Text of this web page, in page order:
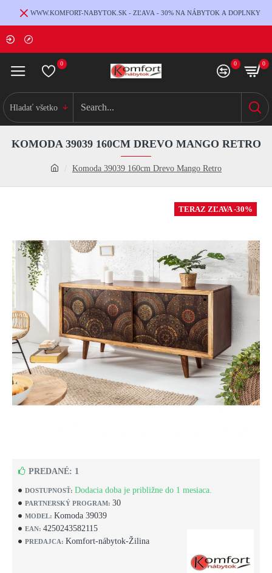
WWW.KOMFORT-NABYTOK.SK - ZĽAVA - 30% NA NÁBYTOK A DOPLNKY
0 0 0
Hladať všetko
Komoda 39039 160cm Drevo Mango Retro
KOMODA 39039 160CM DREVO MANGO RETRO
TERAZ ZĽAVA -30%
DOSTUPNOSŤ: Dodacia doba je približne do 1 mesiaca.
PARTNERSKÝ PROGRAM: 30
MODEL: Komoda 39039
EAN: 4250243582115
PREDAJCA: Komfort-nábytok-Žilina
PREDANÉ: 1